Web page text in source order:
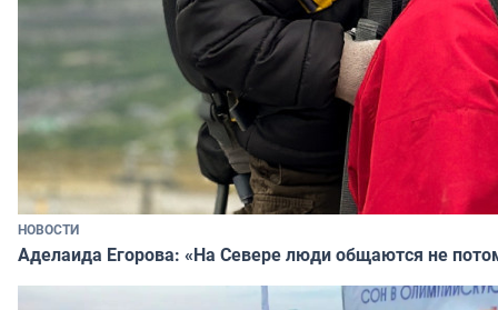
НОВОСТИ
Аделаида Егорова: «На Севере люди общаются не